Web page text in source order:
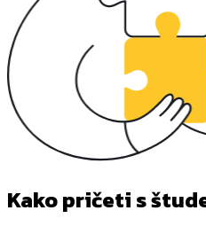
Kako pričeti s